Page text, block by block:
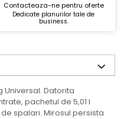
Contacteaza-ne pentru oferte
Dedicate planurilor tale de
business.
Universal. Datorita
pachetul de 5,01 l
spalari. Mirosul persista